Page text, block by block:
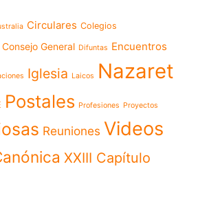
Circulares Colegios
Consejo General Difuntas Encuentros
Iglesia Laicos
Nazaret
Postales Profesiones Proyectos
Reuniones Videos
XXIII Capítulo